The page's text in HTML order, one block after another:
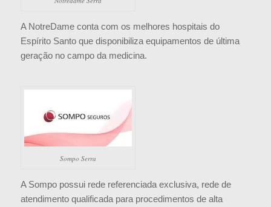
A NotreDame conta com os melhores hospitais do
Espírito Santo que disponibiliza equipamentos de última
geração no campo da medicina.
Sompo Serra
A Sompo possui rede referenciada exclusiva, rede de
atendimento qualificada para procedimentos de alta